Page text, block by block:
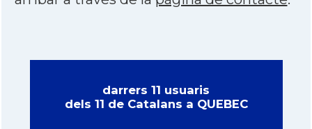
darrers 11 usuaris
dels 11 de Catalans a QUEBEC